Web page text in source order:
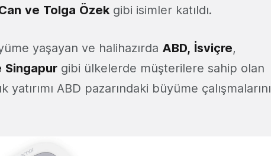
ve Tolga Özekgibi isimler katıldı.
yaşayan ve halihazırda ABD, İsviçre,
Singapur gibi ülkelerde müşterilere sahip olan
yatırımı ABD pazarındaki büyüme çalışmalarını